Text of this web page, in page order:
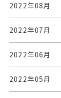
2022年08月
2022年07月
2022年06月
2022年05月